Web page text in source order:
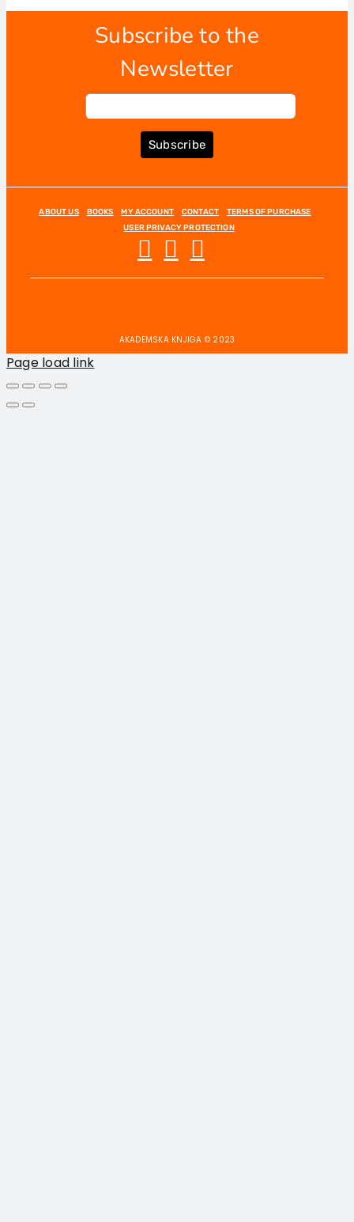
Subscribe to the
Newsletter
Subscribe
ABOUT US BOOKS MY ACCOUNT CONTACT
TERMS OF PURCHASE
USER PRIVACY PROTECTION
AKADEMSKA KNJIGA © 2023
Page load link